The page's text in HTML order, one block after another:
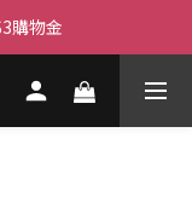
順豐自取
購物金
順豐自取